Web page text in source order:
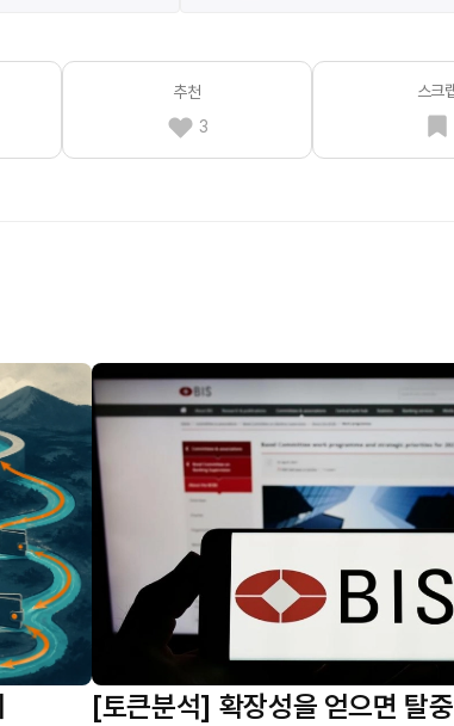
추천
3
스크
[토큰분석] 확장성을 얻으면 탈